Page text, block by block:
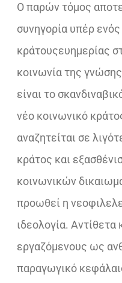
Ο παρών τόμος
συνηγορία υπέρ
κράτουςευημερίας
κοινωνία της
είναι το
νέο κοινωνικό
αναζητείται σε
κράτος και
κοινωνικών
προωθεί η
ιδεολογία. Αντίθετα
εργαζόμενους ως
παραγωγικό